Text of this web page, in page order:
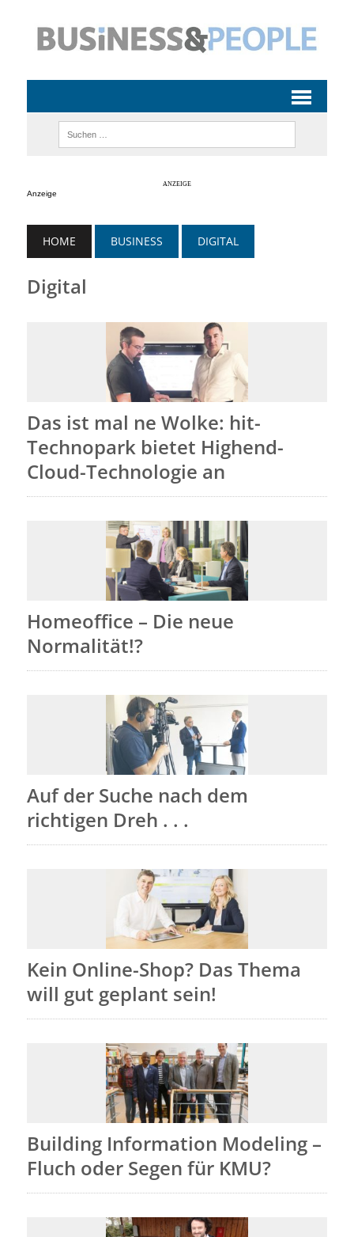
Anzeige
HOME BUSINESS DIGITAL
Digital
Das ist mal ne Wolke: hit-
Technopark bietet Highend-
Cloud-Technologie an
Homeoffice – Die neue
Normalität!?
Auf der Suche nach dem
richtigen Dreh . . .
Kein Online-Shop? Das Thema
will gut geplant sein!
Building Information Modeling –
Fluch oder Segen für KMU?